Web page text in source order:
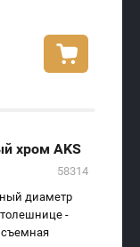
хром AKS
58314
диаметр
-
съемная